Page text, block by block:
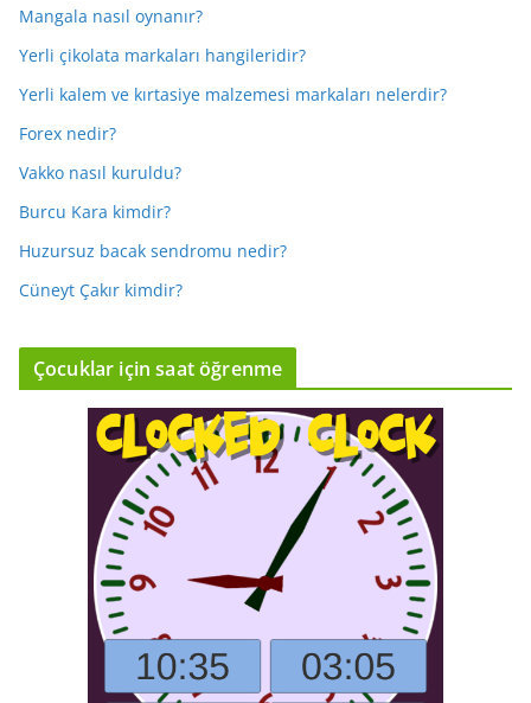
Mangala nasıl oynanır?
Yerli çikolata markaları hangileridir?
Yerli kalem ve kırtasiye malzemesi markaları nelerdir?
Forex nedir?
Vakko nasıl kuruldu?
Burcu Kara kimdir?
Huzursuz bacak sendromu nedir?
Cüneyt Çakır kimdir?
Çocuklar için saat öğrenme